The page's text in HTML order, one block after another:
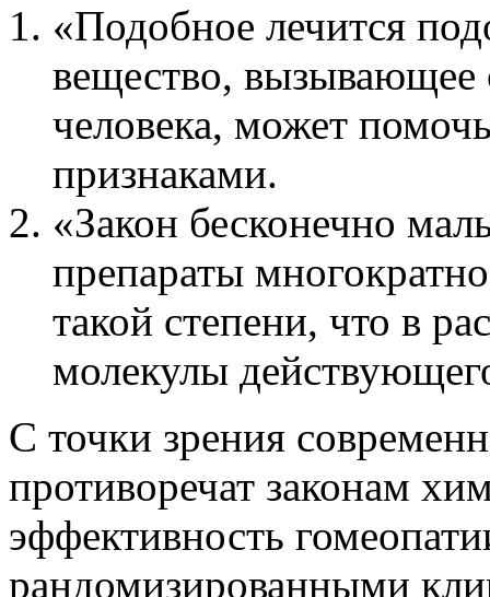
«Подобное лечится
вещество, вызывающее
человека, может
признаками.
«Закон бесконечно
препараты
такой степени, что в
молекулы
С точки зрения
противоречат законам
эффективность
рандомизированными